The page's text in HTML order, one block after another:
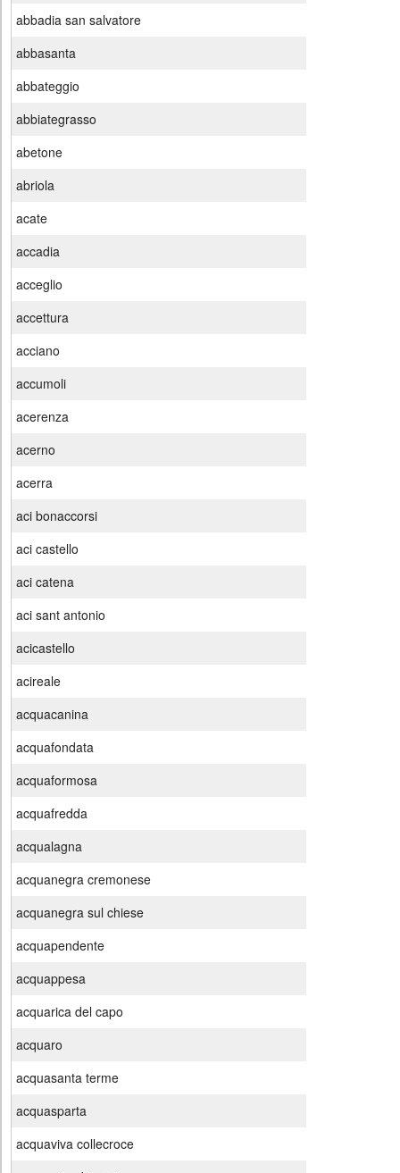
abbadia san salvatore
abbasanta
abbateggio
abbiategrasso
abetone
abriola
acate
accadia
acceglio
accettura
acciano
accumoli
acerenza
acerno
acerra
aci bonaccorsi
aci castello
aci catena
aci sant antonio
acicastello
acireale
acquacanina
acquafondata
acquaformosa
acquafredda
acqualagna
acquanegra cremonese
acquanegra sul chiese
acquapendente
acquappesa
acquarica del capo
acquaro
acquasanta terme
acquasparta
acquaviva collecroce